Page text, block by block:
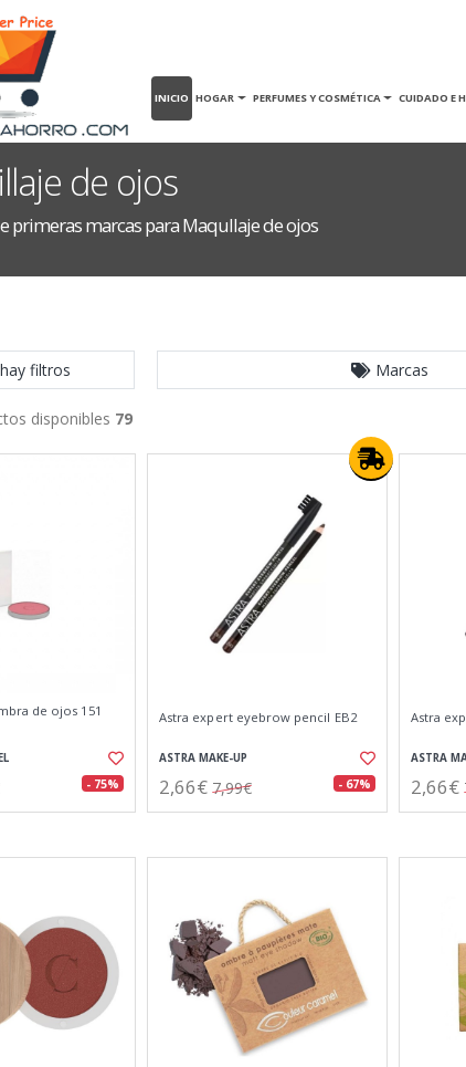
INICIO HOGAR PERFUMES Y COSMÉTICA CUIDADO E
de ojos
primeras marcas para Maqullaje de ojos
filtros Marcas
disponibles 79
de ojos 151
- 75%
Astra expert eyebrow pencil EB2
ASTRA MAKE-UP
2,66€ 7,99€ - 67%
Astra
ASTRA
2,66€